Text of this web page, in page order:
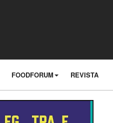
FOODFORUM REVISTA